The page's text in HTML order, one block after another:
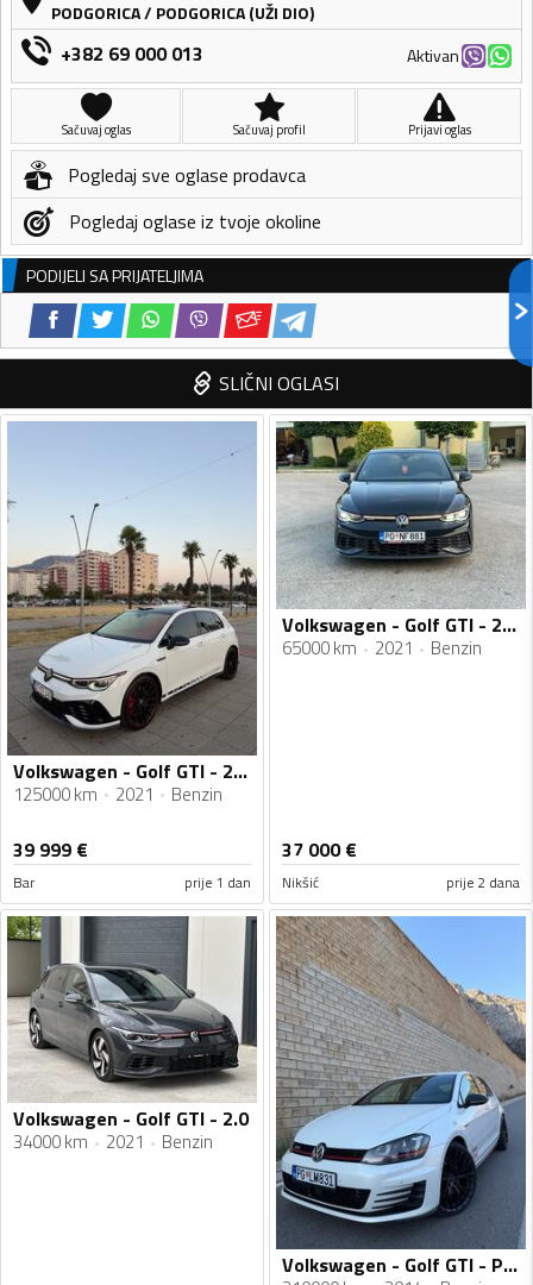
PODGORICA/ PODGORICA (UŽI DIO)
+382 69 000 013 Aktivan
Sačuvaj oglas Sačuvaj profil Prijavi oglas
Pogledaj sve oglase prodavca
Pogledaj oglase iz tvoje okoline
PODIJELI SA PRIJATELJIMA
SLIČNI OGLASI
Volkswagen - Golf GTI - 2.0 benzin
125000 km 2021 Benzin
39 999 €
Bar prije 1 dan
Volkswagen - Golf GTI - 2.0 tfsi
65000 km 2021 Benzin
37 000€
Nikšić prije 2 dana
Volkswagen - Golf GTI - 2.0
34000 km 2021 Benzin
Volkswagen - Golf GTI - Performance